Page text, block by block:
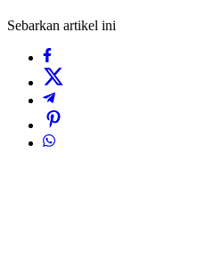
Sebarkan artikel ini